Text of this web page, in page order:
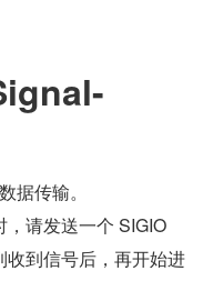
据传输。
请发送一个 SIGIO
到信号后，再开始进